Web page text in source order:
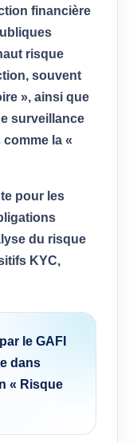
financière
risque
souvent
», ainsi que
surveillance
la «
pour les
du risque
KYC,
le GAFI
dans
« Risque